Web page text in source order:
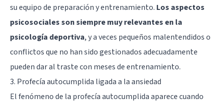
su equipo de preparación y entrenamiento. Los aspectos
psicosociales son siempre muy relevantes en la
psicología deportiva, y a veces pequeños malentendidos o
conflictos que no han sido gestionados adecuadamente
pueden dar al traste con meses de entrenamiento.
3. Profecía autocumplida ligada a la ansiedad
El fenómeno de la profecía autocumplida aparece cuando